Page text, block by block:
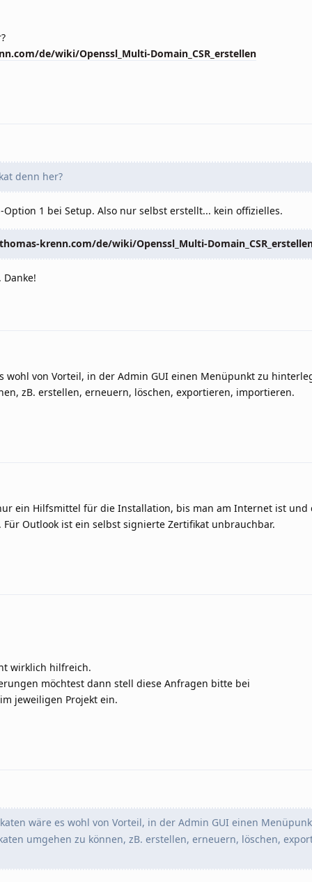
de/wiki/Openssl_Multi-Domain_CSR_erstellen
denn her?
1 bei Setup. Also nur selbst erstellt... kein offizielles.
krenn.com/de/wiki/Openssl_Multi-
wohl von Vorteil, in der Admin GUI einen Menüpunkt zu
zB. erstellen, erneuern, löschen, exportieren, importieren.
ein Hilfsmittel für die Installation, bis man am Internet ist und
Outlook ist ein selbst signierte Zertifikat unbrauchbar.
wirklich hilfreich.
möchtest dann stell diese Anfragen bitte bei
jeweiligen Projekt ein.
wäre es wohl von Vorteil, in der Admin GUI einen
umgehen zu können, zB. erstellen, erneuern, löschen,